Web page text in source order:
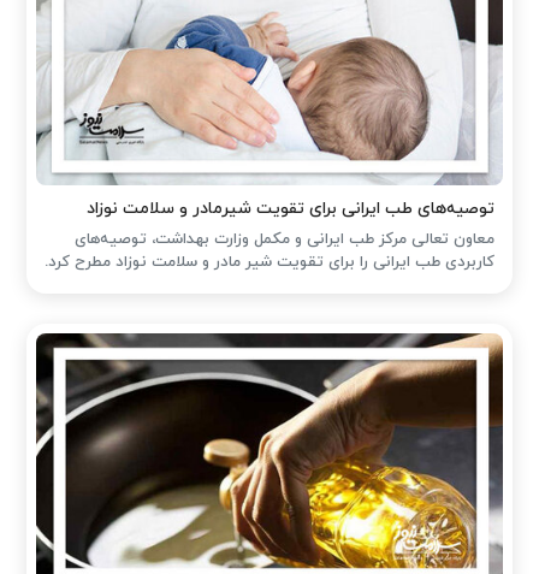
توصیه‌های طب ایرانی برای تقویت شیرمادر و سلامت نوزاد
معاون تعالی مرکز طب ایرانی و مکمل وزارت بهداشت، توصیه‌های
کاربردی طب ایرانی را برای تقویت شیر مادر و سلامت نوزاد مطرح کرد.